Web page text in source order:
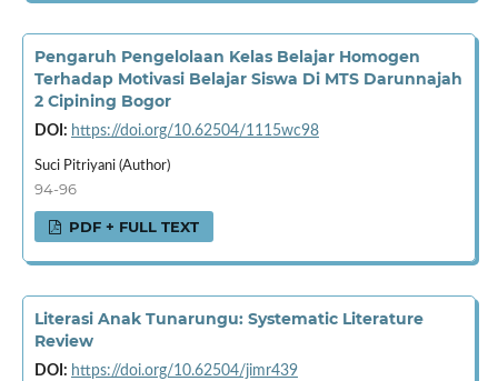
Pengaruh Pengelolaan Kelas Belajar Homogen
Terhadap Motivasi Belajar Siswa Di MTS Darunnajah
2 Cipining Bogor
DOI: https://doi.org/10.62504/1115wc98
Suci Pitriyani (Author)
94-96
PDF + FULL TEXT
Literasi Anak Tunarungu: Systematic Literature
Review
DOI: https://doi.org/10.62504/jimr439